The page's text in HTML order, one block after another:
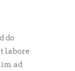
do
labore
ad